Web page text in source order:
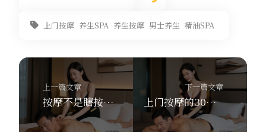
上门按摩 养生SPA 养生按摩 男士养生 精油SPA
上一篇文章
按摩不是瞎按！一篇看懂养生项目怎么选+同城上门秘籍
下一篇文章
上门按摩的30分钟羞耻play：我穿着一次性内裤经历了什么